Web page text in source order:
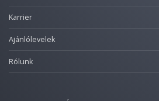
Karrier
Ajánlólevelek
Rólunk